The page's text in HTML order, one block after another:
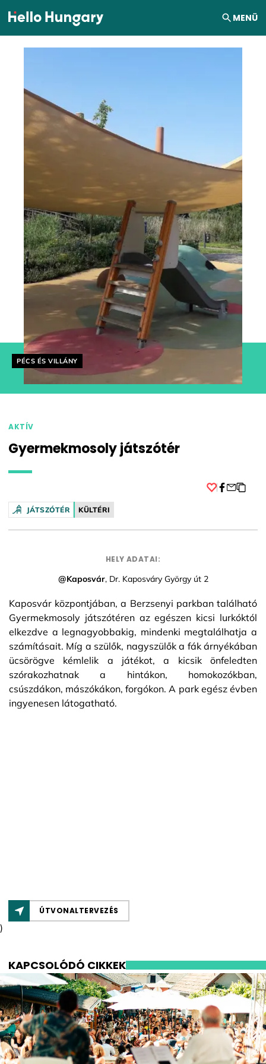
Ugrás a tartalomhoz MENÜ
Helyszín címkék:
PÉCS ÉS VILLÁNY
AKTÍV
Gyermekmosoly játszótér
JÁTSZÓTÉR KÜLTÉRI
HELY ADATAI:
@Kaposvár, Dr. Kaposváry György út 2
Kaposvár központjában, a Berzsenyi parkban található
Gyermekmosoly játszótéren az egészen kicsi lurkóktól
elkezdve a legnagyobbakig, mindenki megtalálhatja a
számításait. Míg a szülők, nagyszülők a fák árnyékában
ücsörögve kémlelik a játékot, a kicsik önfeledten
szórakozhatnak a hintákon, homokozókban,
csúszdákon, mászókákon, forgókon. A park egész évben
ingyenesen látogatható.
ÚTVONALTERVEZÉS
)
KAPCSOLÓDÓ CIKKEK